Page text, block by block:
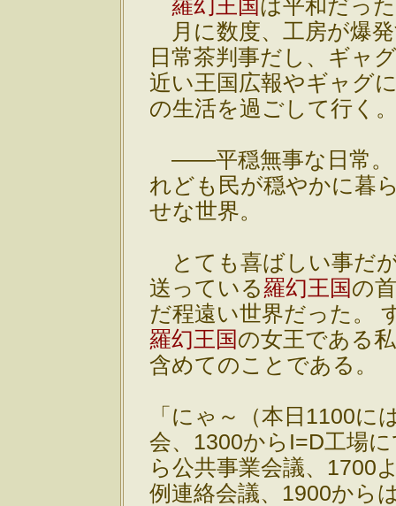
羅幻王国は平和だっ
月に数度、工房が爆
日常茶判事だし、ギャ
近い王国広報やギャグ
の生活を過ごして行く
――平穏無事な日常。
れども民が穏やかに暮
せな世界。
とても喜ばしい事だ
送っている羅幻王国の
だ程遠い世界だった。
羅幻王国の女王である
含めてのことである。
「にゃ～（本日1100に
会、1300からI=D工場
ら公共事業会議、1700
例連絡会議、1900か